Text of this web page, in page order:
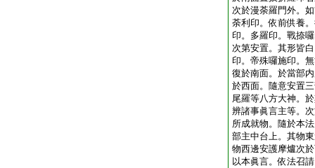
次於漫荼羅門外。
荼利印。依前供養
印。多羅印。戰捺
次第安置。其形皆
印。帝殊囉施印。
復於南面。於當部
於西面。隨意安置
尾羅等八方大神。
辨諸事眞言主等。
所成就物。隨於本
部主中台上。其物
物西邊安護摩爐次
以本眞言。依法召